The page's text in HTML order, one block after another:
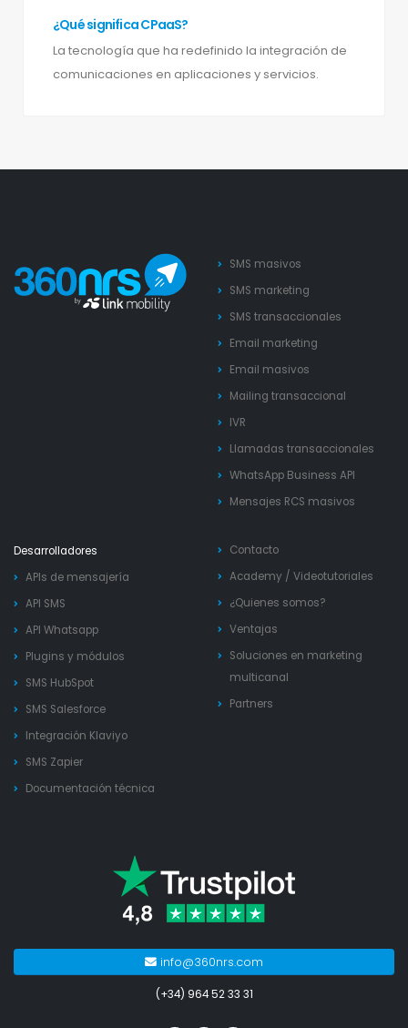
¿Qué significa CPaaS?
La tecnología que ha redefinido la integración de
comunicaciones en aplicaciones y servicios.
SMS masivos
SMS marketing
SMS transaccionales
Email marketing
Email masivos
Mailing transaccional
IVR
Llamadas transaccionales
WhatsApp Business API
Mensajes RCS masivos
Desarrolladores
APIs de mensajería
API SMS
API Whatsapp
Plugins y módulos
SMS HubSpot
SMS Salesforce
Integración Klaviyo
SMS Zapier
Documentación técnica
Contacto
Academy / Videotutoriales
¿Quienes somos?
Ventajas
Soluciones en marketing
multicanal
Partners
info@360nrs.com
(+34) 964 52 33 31